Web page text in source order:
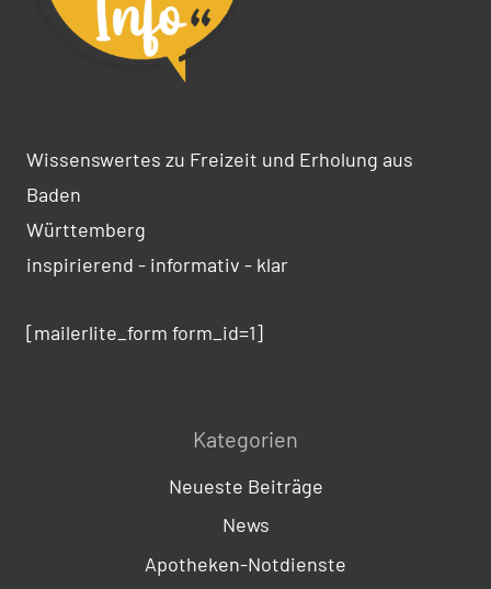
Wissenswertes zu Freizeit und Erholung aus
Baden
Württemberg
inspirierend - informativ - klar
[mailerlite_form form_id=1]
Kategorien
Neueste Beiträge
News
Apotheken-Notdienste